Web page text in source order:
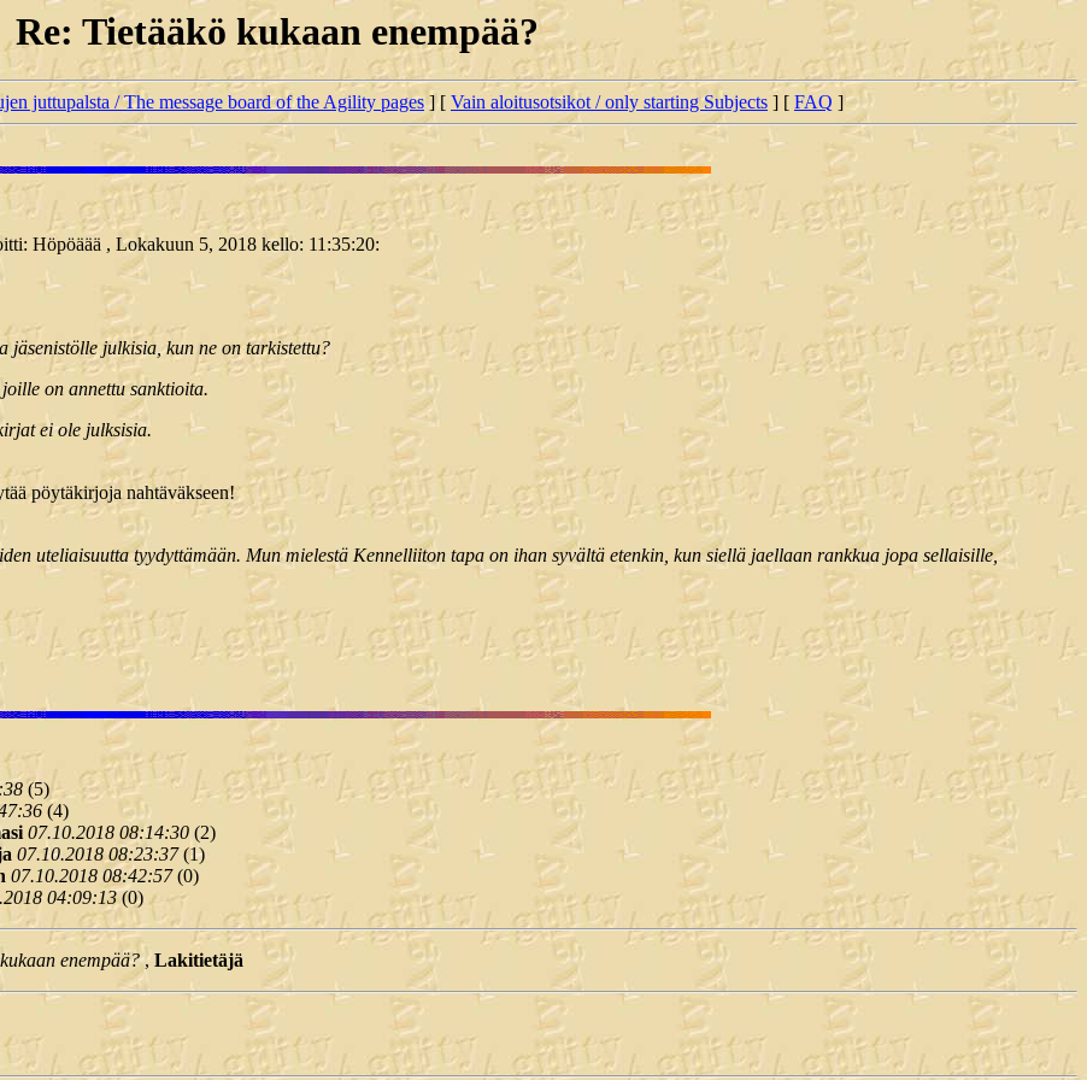
Re: Tietääkö kukaan enempää?
juttupalsta / The message board of the Agility pages] [ Vain aloitusotsikot / only starting Subjects ] [ FAQ ]
Höpöäää , Lokakuun 5, 2018 kello: 11:35:20:
jäsenistölle julkisia, kun ne on tarkistettu?
on annettu sanktioita.
ei ole julksisia.
pöytäkirjoja nahtäväkseen!
uteliaisuutta tyydyttämään. Mun mielestä Kennelliiton tapa on ihan syvältä etenkin, kun siellä jaellaan rankkua jopa sellaisille,
(5)
(4)
07.10.2018 08:14:30 (2)
07.10.2018 08:23:37(1)
07.10.2018 08:42:57(0)
04:09:13(0)
enempää?, Lakitietäjä